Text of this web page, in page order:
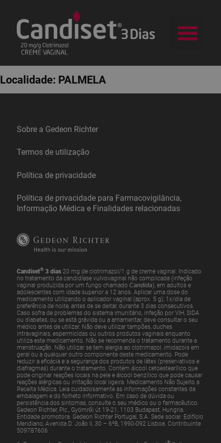
Localidade: PALMELA
Sobre a Gedeon Richter
Termos de utilização
Política de privacidade
Política de privacidade para Farmacovigilância,
Informação Médica e Finalidades relacionadas
Candiset®3 dias20 mg de clotrimazol/1 g de creme vaginal. Indicado
no tratamento da candidíase vulvovaginal não complicada (infeção
vaginal produzida por um fungo chamado Candida), em adultos e
adolescentes com idade superior a 12 anos. Aplicar uma dose do
medicamento utilizando o aplicador vaginal (aprox. 5 g), 1x/dia de
preferência de noite, antes de se deitar, durante 3 dias consecutivos.
Caso sofra de problemas do sistema imunitário, infeção por VIH, SIDA
ou diabetes, ou se está grávida ou a amamentar, deve consultar o seu
médico antes de utilizar. Não deve utilizar tampões, duches
intravaginais, espermicidas ou outros produtos vaginais enquanto
utiliza este medicamento. Não se recomenda o tratamento durante a
menstruação. Não utilizar se tem alergia ao clotrimazol, imidazois em
geral ou a qualquer outro componente deste medicamento. Pode
reduzir a eficácia e a segurança dos produtos de látex (preservativos e
diafragmas) durante o tratamento. Contém álcool cetoestearílico que
pode originar reações locais na pele e álcool benzílico que pode causar
reações alérgicas ou irritação local ligeira. Medicamento Não Sujeito a
Receita Médica. Leia cuidadosamente as informações constantes da
embalagem e do folheto informativo. Em caso de dúvida ou
persistência dos sintomas, consulte o seu médico ou o farmacêutico.
Gedeon Richter, Plc., Gyömrői út 19-21, 1103 Budapest, Hungria.
Entidade promotora: Gedeon Richter Portugal, S.A. Sede social: Edifício
Meridiano, Avenida D. João II, 30 – 6ºB, 1990-092 Lisboa. Contribuinte
509787606